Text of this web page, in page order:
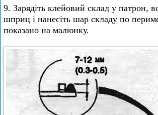
9. Зарядіть клейовий склад у патрон,
шприц і нанесіть шар складу по
показано на малюнку.